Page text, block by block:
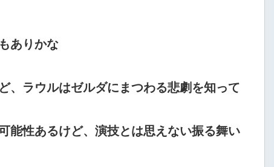
ありかな
、ラウルはゼルダにまつわる悲劇を知って
能性あるけど、演技とは思えない振る舞い